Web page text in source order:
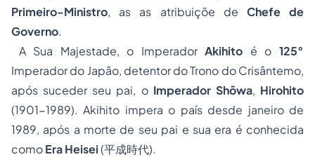
Primeiro-Ministro, as as atribuiçõe de Chefe de
Governo.
A Sua Majestade, o ImperadorAkihito é o125°
Imperador do Japão, detentor do Trono do Crisântemo,
após suceder seu pai, o Imperador Shōwa, Hirohito
(1901-1989). Akihito impera o país desde janeiro de
1989, após a morte de seu pai e sua era é conhecida
comoEra Heisei(平成時代).